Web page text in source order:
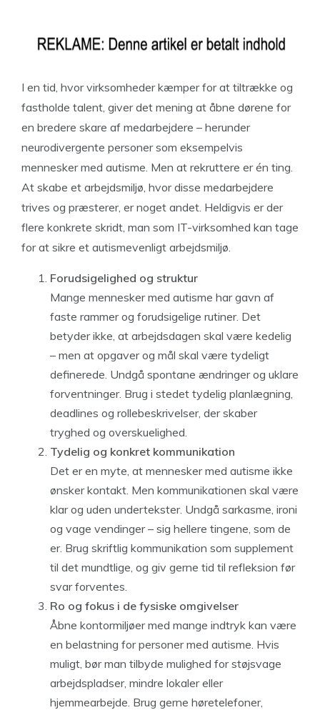
I en tid, hvor virksomheder kæmper for at tiltrække og
fastholde talent, giver det mening at åbne dørene for
en bredere skare af medarbejdere – herunder
neurodivergente personer som eksempelvis
mennesker med autisme. Men at rekruttere er én ting.
At skabe et arbejdsmiljø, hvor disse medarbejdere
trives og præsterer, er noget andet. Heldigvis er der
flere konkrete skridt, man som IT-virksomhed kan tage
for at sikre et autismevenligt arbejdsmiljø.
Forudsigelighed og struktur
Mange mennesker med autisme har gavn af
faste rammer og forudsigelige rutiner. Det
betyder ikke, at arbejdsdagen skal være kedelig
– men at opgaver og mål skal være tydeligt
definerede. Undgå spontane ændringer og uklare
forventninger. Brug i stedet tydelig planlægning,
deadlines og rollebeskrivelser, der skaber
tryghed og overskuelighed.
Tydelig og konkret kommunikation
Det er en myte, at mennesker med autisme ikke
ønsker kontakt. Men kommunikationen skal være
klar og uden undertekster. Undgå sarkasme, ironi
og vage vendinger – sig hellere tingene, som de
er. Brug skriftlig kommunikation som supplement
til det mundtlige, og giv gerne tid til refleksion før
svar forventes.
Ro og fokus i de fysiske omgivelser
Åbne kontormiljøer med mange indtryk kan være
en belastning for personer med autisme. Hvis
muligt, bør man tilbyde mulighed for støjsvage
arbejdspladser, mindre lokaler eller
hjemmearbejde. Brug gerne høretelefoner,